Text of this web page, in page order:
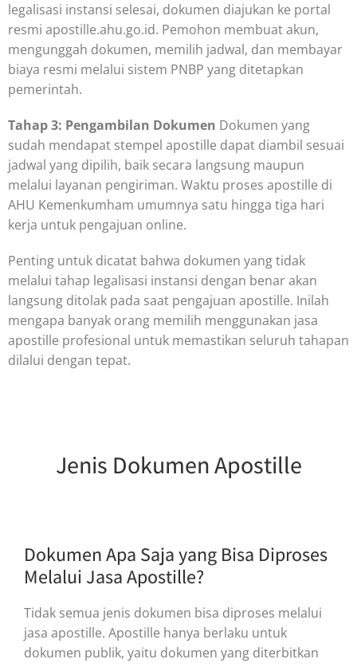
legalisasi instansi selesai, dokumen diajukan ke portal
resmi apostille.ahu.go.id. Pemohon membuat akun,
mengunggah dokumen, memilih jadwal, dan membayar
biaya resmi melalui sistem PNBP yang ditetapkan
pemerintah.
Tahap 3: Pengambilan Dokumen Dokumen yang
sudah mendapat stempel apostille dapat diambil sesuai
jadwal yang dipilih, baik secara langsung maupun
melalui layanan pengiriman. Waktu proses apostille di
AHU Kemenkumham umumnya satu hingga tiga hari
kerja untuk pengajuan online.
Penting untuk dicatat bahwa dokumen yang tidak
melalui tahap legalisasi instansi dengan benar akan
langsung ditolak pada saat pengajuan apostille. Inilah
mengapa banyak orang memilih menggunakan jasa
apostille profesional untuk memastikan seluruh tahapan
dilalui dengan tepat.
Jenis Dokumen Apostille
Dokumen Apa Saja yang Bisa Diproses
Melalui Jasa Apostille?
Tidak semua jenis dokumen bisa diproses melalui
jasa apostille. Apostille hanya berlaku untuk
dokumen publik, yaitu dokumen yang diterbitkan